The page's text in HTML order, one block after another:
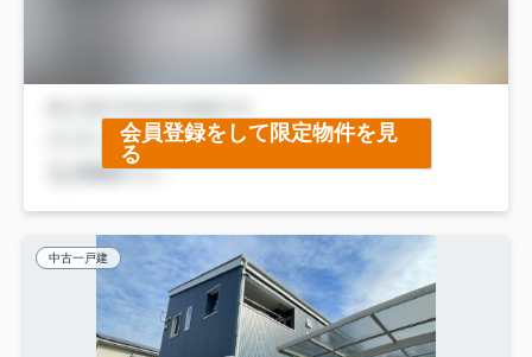
会員登録をして限定物件を見
る
中古一戸建